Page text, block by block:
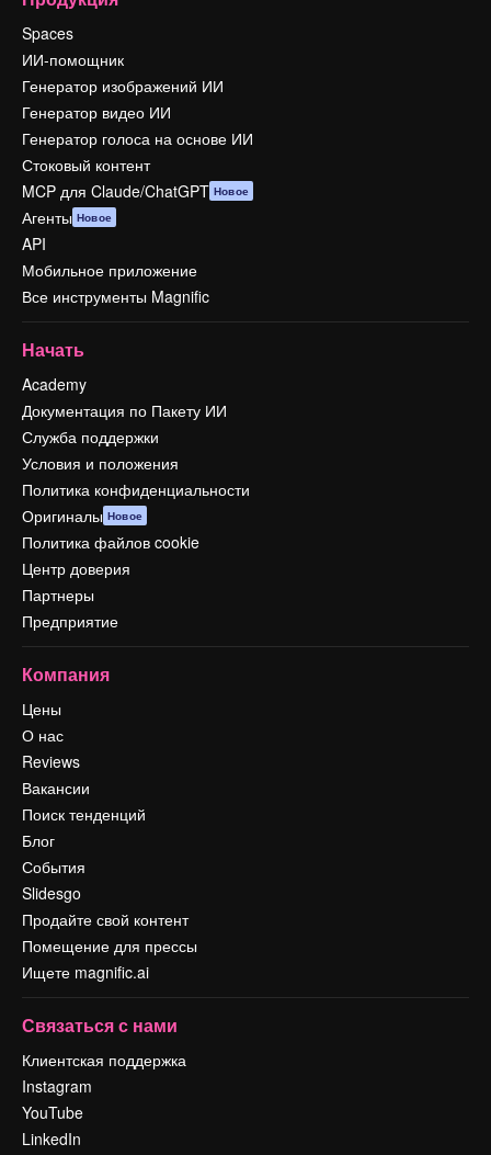
Spaces
ИИ-помощник
Генератор изображений ИИ
Генератор видео ИИ
Генератор голоса на основе ИИ
Стоковый контент
MCP для Claude/ChatGPT Новое
Агенты Новое
API
Мобильное приложение
Все инструменты Magnific
Начать
Academy
Документация по Пакету ИИ
Служба поддержки
Условия и положения
Политика конфиденциальности
Оригиналы Новое
Политика файлов cookie
Центр доверия
Партнеры
Предприятие
Компания
Цены
О нас
Reviews
Вакансии
Поиск тенденций
Блог
События
Slidesgo
Продайте свой контент
Помещение для прессы
Ищете magnific.ai
Связаться с нами
Клиентская поддержка
Instagram
YouTube
LinkedIn